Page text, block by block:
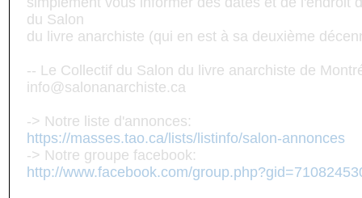
du Salon
du livre anarchiste (qui en est à sa deuxième
-- Le Collectif du Salon du livre anarchiste de
info@salonanarchiste.ca
-> Notre liste d'annonces:
https://masses.tao.ca/lists/listinfo/salon-annonces
-> Notre groupe facebook:
http://www.facebook.com/